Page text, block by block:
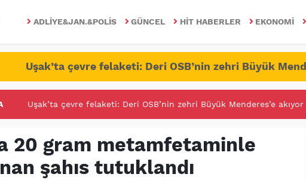
ADLIYE&JAN.&POLIS GÜNCEL HIT HABERLER EKONOMI
Uşak’ta çevre felaketi: Deri OSB’nin zehri Büyük
UŞAK ÜNİVERİTESİNDE FETÖ/PDY İLE YALANDAN MÜCADELE!
20 gram metamfetaminle
şahıs tutuklandı